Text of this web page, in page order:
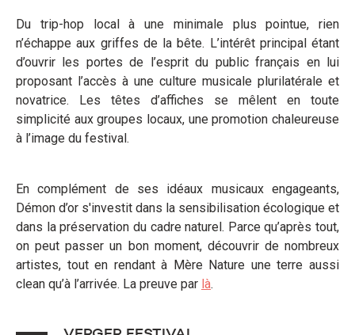
Du trip-hop local à une minimale plus pointue, rien
n’échappe aux griffes de la bête. L’intérêt principal étant
d’ouvrir les portes de l’esprit du public français en lui
proposant l’accès à une culture musicale plurilatérale et
novatrice. Les têtes d’affiches se mêlent en toute
simplicité aux groupes locaux, une promotion chaleureuse
à l’image du festival.
En complément de ses idéaux musicaux engageants,
Démon d’or s'investit dans la sensibilisation écologique et
dans la préservation du cadre naturel. Parce qu’après tout,
on peut passer un bon moment, découvrir de nombreux
artistes, tout en rendant à Mère Nature une terre aussi
clean qu’à l’arrivée. La preuve par là.